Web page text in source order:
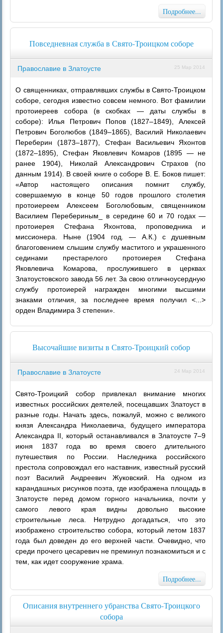
Подробнее...
Повседневная служба в Свято-Троицком соборе
Православие в Златоусте 25 Мар 2014
О священниках, отправлявших службы в Свято-Троицком
соборе, сегодня известно совсем немного. Вот фамилии
протоиереев собора (в скобках — даты службы в
соборе): Илья Петрович Попов (1827–1849), Алексей
Петрович Боголюбов (1849–1865), Василий Николаевич
Переберин (1873–1877), Стефан Васильевич Яхонтов
(1872–1895), Стефан Яковлевич Комаров (1895 — не
ранее 1904), Николай Александрович Страхов (по
данным 1914). В своей книге о соборе В. Е. Боков пишет:
«Автор настоящего описания помнит службу,
совершаемую в конце 50 годов прошлого столетия
протоиереем Алексеем Боголюбовым, священником
Василием Перебериным_ в середине 60 и 70 годах —
протоиерея Стефана Яхонтова, проповедника и
миссионера. Ныне (1904 год. — А.К.) с душевным
благоговением слышим службу маститого и украшенного
сединами престарелого протоиерея Стефана
Яковлевича Комарова, прослужившего в церквах
Златоустовского завода 56 лет. За свою отличноусердную
службу протоиерей награжден многими высшими
знаками отличия, за последнее время получил <...>
орден Владимира 3 степени».
Высочайшие визиты в Свято-Троицкий собор
Православие в Златоусте 24 Мар 2014
Свято-Троицкий собор привлекал внимание многих
известных российских деятелей, посещавших Златоуст в
разные годы. Начать здесь, пожалуй, можно с великого
князя Александра Николаевича, будущего императора
Александра II, который останавливался в Златоусте 7–9
июня 1837 года во время своего длительного
путешествия по России. Наследника российского
престола сопровождал его наставник, известный русский
поэт Василий Андреевич Жуковский. На одном из
карандашных рисунков поэта, где изображена площадь в
Златоусте перед домом горного начальника, почти у
самого левого края видны довольно высокие
строительные леса. Нетрудно догадаться, что это
изображено строительство собора, который летом 1837
года был доведен до его верхней части. Очевидно, что
среди прочего цесаревич не преминул познакомиться и с
тем, как идет сооружение храма.
Подробнее...
Описания внутреннего убранства Свято-Троицкого
собора